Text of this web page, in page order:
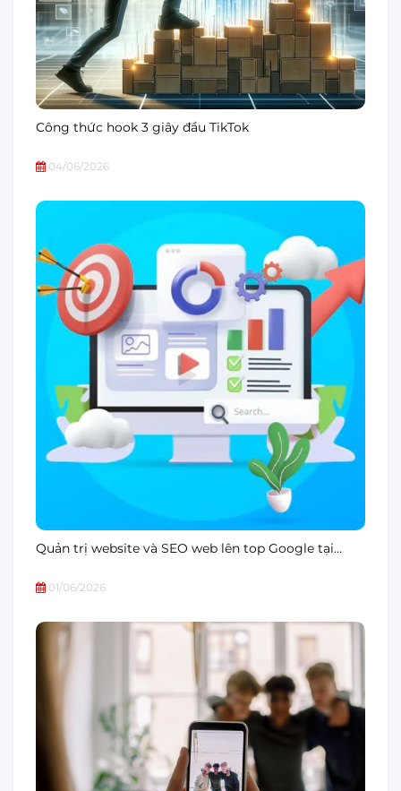
Công thức hook 3 giây đầu TikTok
04/06/2026
Quản trị website và SEO web lên top Google tại…
01/06/2026